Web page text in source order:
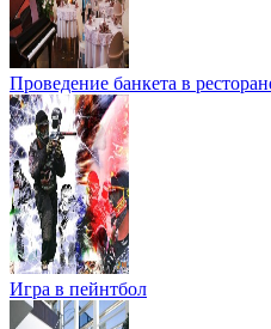
Проведение банкета в
Игра в пейнтбол